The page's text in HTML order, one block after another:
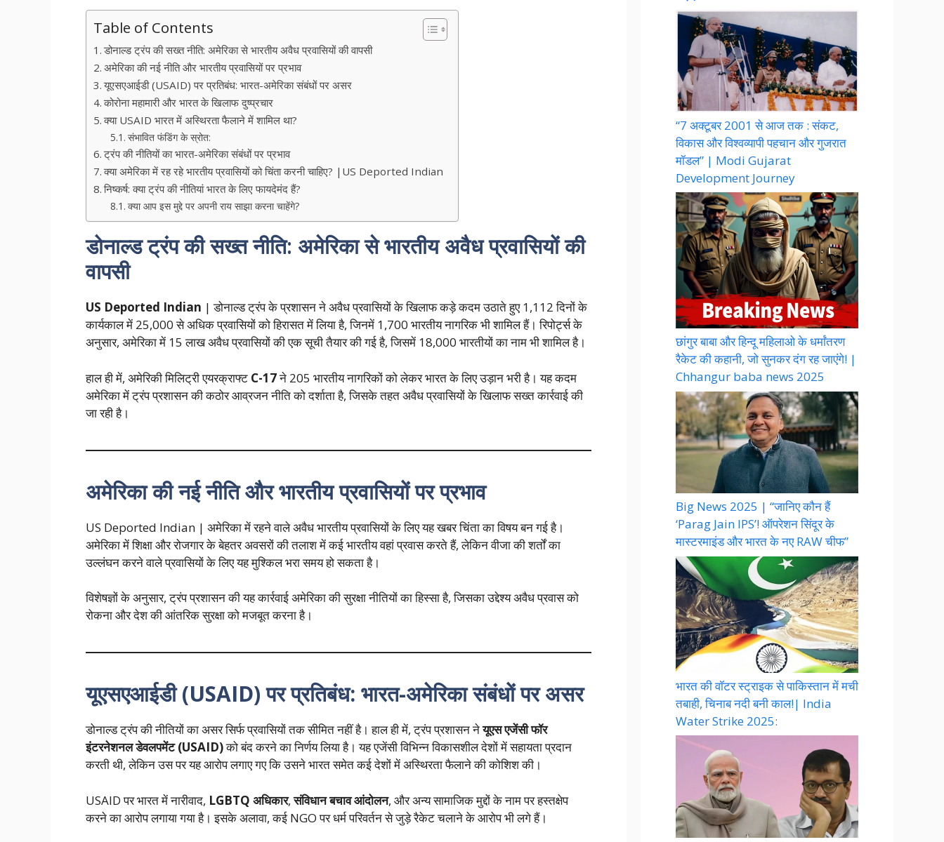
Table of Contents
डोनाल्ड ट्रंप की सख्त नीति: अमेरिका से भारतीय अवैध प्रवासियों की वापसी
अमेरिका की नई नीति और भारतीय प्रवासियों पर प्रभाव
यूएसएआईडी (USAID) पर प्रतिबंध: भारत-अमेरिका संबंधों पर असर
कोरोना महामारी और भारत के खिलाफ दुष्प्रचार
क्या USAID भारत में अस्थिरता फैलाने में शामिल था?
संभावित फंडिंग के स्रोत:
ट्रंप की नीतियों का भारत-अमेरिका संबंधों पर प्रभाव
क्या अमेरिका में रह रहे भारतीय प्रवासियों को चिंता करनी चाहिए? |US Deported Indian
निष्कर्ष: क्या ट्रंप की नीतियां भारत के लिए फायदेमंद हैं?
क्या आप इस मुद्दे पर अपनी राय साझा करना चाहेंगे?
डोनाल्ड ट्रंप की सख्त नीति: अमेरिका से भारतीय अवैध प्रवासियों की
वापसी
US Deported Indian | डोनाल्ड ट्रंप के प्रशासन ने अवैध प्रवासियों के खिलाफ कड़े कदम उठाते हुए 1,112 दिनों के
कार्यकाल में 25,000 से अधिक प्रवासियों को हिरासत में लिया है, जिनमें 1,700 भारतीय नागरिक भी शामिल हैं। रिपोर्ट्स के
अनुसार, अमेरिका में 15 लाख अवैध प्रवासियों की एक सूची तैयार की गई है, जिसमें 18,000 भारतीयों का नाम भी शामिल है।
हाल ही में, अमेरिकी मिलिट्री एयरक्राफ्ट C-17ने 205 भारतीय नागरिकों को लेकर भारत के लिए उड़ान भरी है। यह कदम
अमेरिका में ट्रंप प्रशासन की कठोर आव्रजन नीति को दर्शाता है, जिसके तहत अवैध प्रवासियों के खिलाफ सख्त कार्रवाई की
जा रही है।
अमेरिका की नई नीति और भारतीय प्रवासियों पर प्रभाव
US Deported Indian | अमेरिका में रहने वाले अवैध भारतीय प्रवासियों के लिए यह खबर चिंता का विषय बन गई है।
अमेरिका में शिक्षा और रोजगार के बेहतर अवसरों की तलाश में कई भारतीय वहां प्रवास करते हैं, लेकिन वीजा की शर्तों का
उल्लंघन करने वाले प्रवासियों के लिए यह मुश्किल भरा समय हो सकता है।
विशेषज्ञों के अनुसार, ट्रंप प्रशासन की यह कार्रवाई अमेरिका की सुरक्षा नीतियों का हिस्सा है, जिसका उद्देश्य अवैध प्रवास को
रोकना और देश की आंतरिक सुरक्षा को मजबूत करना है।
यूएसएआईडी (USAID) पर प्रतिबंध: भारत-अमेरिका संबंधों पर असर
डोनाल्ड ट्रंप की नीतियों का असर सिर्फ प्रवासियों तक सीमित नहीं है। हाल ही में, ट्रंप प्रशासन नेयूएस एजेंसी फॉर
इंटरनेशनल डेवलपमेंट (USAID)को बंद करने का निर्णय लिया है। यह एजेंसी विभिन्न विकासशील देशों में सहायता प्रदान
करती थी, लेकिन उस पर यह आरोप लगाए गए कि उसने भारत समेत कई देशों में अस्थिरता फैलाने की कोशिश की।
USAID पर भारत में नारीवाद, LGBTQ अधिकार,संविधान बचाव आंदोलन, और अन्य सामाजिक मुद्दों के नाम पर हस्तक्षेप
करने का आरोप लगाया गया है। इसके अलावा, कई NGO पर धर्म परिवर्तन से जुड़े रैकेट चलाने के आरोप भी लगे हैं।
“7 अक्टूबर 2001 से आज तक : संकट,
विकास और विश्वव्यापी पहचान और गुजरात
मॉडल” | Modi Gujarat
Development Journey
छांगुर बाबा और हिन्दू महिलाओ के धर्मांतरण
रैकेट की कहानी, जो सुनकर दंग रह जाएंगे! |
Chhangur baba news 2025
Big News 2025 | “जानिए कौन हैं
‘Parag Jain IPS’! ऑपरेशन सिंदूर के
मास्टरमाइंड और भारत के नए RAW चीफ”
भारत की वॉटर स्ट्राइक से पाकिस्तान में मची
तबाही, चिनाब नदी बनी काल!| India
Water Strike 2025: